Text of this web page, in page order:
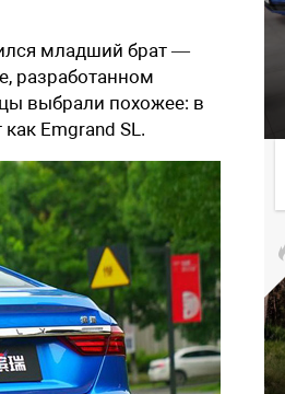
младший брат —
разработанном
выбрали похожее: в
Emgrand SL.